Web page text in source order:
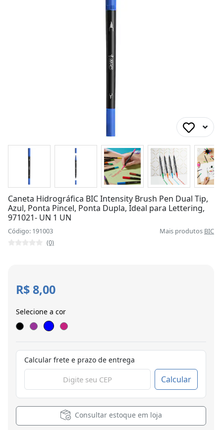
Caneta Hidrográfica BIC Intensity Brush Pen Dual Tip,
Azul, Ponta Pincel, Ponta Dupla, Ideal para Lettering,
971021- UN 1 UN
Código: 191003 Mais produtos BIC
(0)
R$ 8,00
Selecione a cor
Calcular frete e prazo de entrega
Calcular
Consultar estoque em loja